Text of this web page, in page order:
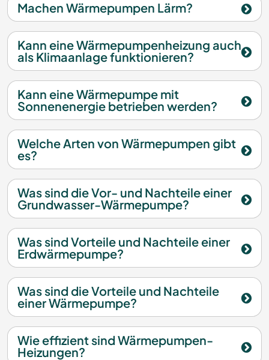
Machen Wärmepumpen Lärm?
Kann eine Wärmepumpenheizung auch
als Klimaanlage funktionieren?
Kann eine Wärmepumpe mit
Sonnenenergie betrieben werden?
Welche Arten von Wärmepumpen gibt
es?
Was sind die Vor- und Nachteile einer
Grundwasser-Wärmepumpe?
Was sind Vorteile und Nachteile einer
Erdwärmepumpe?
Was sind die Vorteile und Nachteile
einer Wärmepumpe?
Wie effizient sind Wärmepumpen-
Heizungen?